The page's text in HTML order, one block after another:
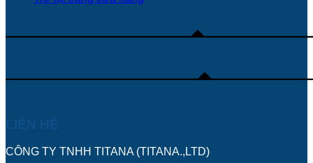
CÔNG TY TNHH TITANA (TITANA.,LTD)